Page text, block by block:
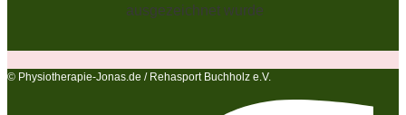
© Physiotherapie-Jonas.de / Rehasport Buchholz e.V.